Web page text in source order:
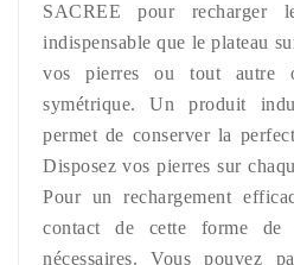
SACREE pour
indispensable que le plateau
vos pierres ou tout autre
symétrique. Un produit
permet de conserver la
Disposez vos pierres sur
Pour un rechargement
contact de cette forme de
nécessaires. Vous pouvez